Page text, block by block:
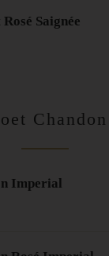
Saignée
Imperial